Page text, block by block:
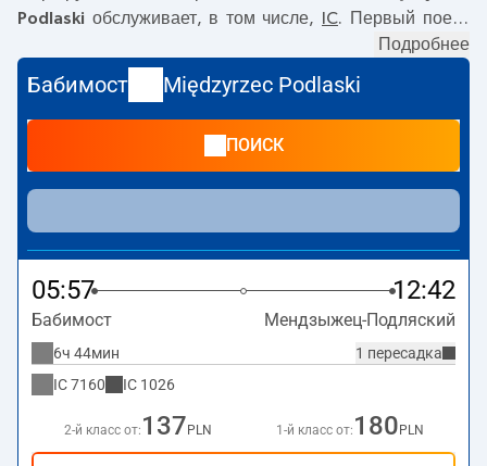
Podlaski обслуживает, в том числе, IC. Первый поезд
с вокзала PKP Бабимост.
Последний поезд до Międzyrzec Podlaski отправляется в
16:04. По маршрутуБабимост –Międzyrzec Podlaski
также курсируют другие поезда:- предлагают более
низкую цену билета и, как правило, более долгое время
в пути. Поезд заканчивает маршрут на станции
Międzyrzec Podlaski.
Подробнее
Бабимост Międzyrzec Podlaski
ПОИСК
05:57 12:42
Бабимост Мендзыжец-Подляский
1 пересадка
6ч 44мин
IC7160 IC 1026
2-й класс от: 137 PLN 1-й класс от: 180 PLN